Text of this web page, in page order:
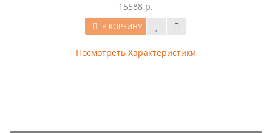
15588 р.
В КОРЗИНУ
Посмотреть Характеристики